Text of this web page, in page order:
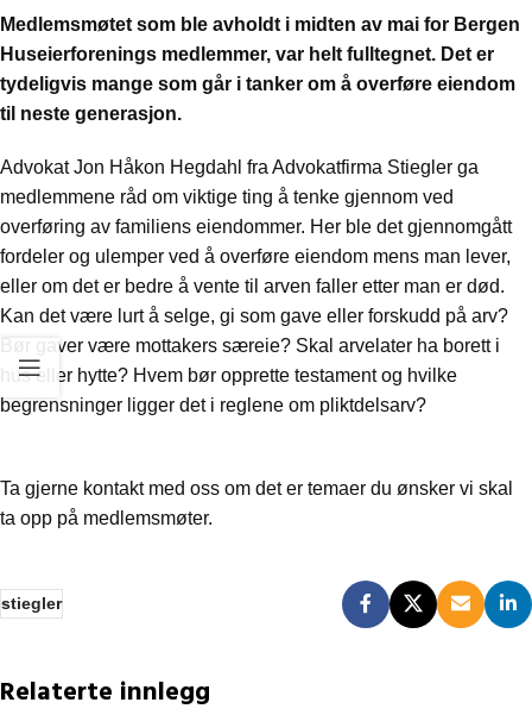
Medlemsmøtet som ble avholdt i midten av mai for Bergen
Huseierforenings medlemmer, var helt fulltegnet. Det er
tydeligvis mange som går i tanker om å overføre eiendom
til neste generasjon.
Advokat Jon Håkon Hegdahl fra Advokatfirma Stiegler ga
medlemmene råd om viktige ting å tenke gjennom ved
overføring av familiens eiendommer. Her ble det gjennomgått
fordeler og ulemper ved å overføre eiendom mens man lever,
eller om det er bedre å vente til arven faller etter man er død.
Kan det være lurt å selge, gi som gave eller forskudd på arv?
Bør gaver være mottakers særeie? Skal arvelater ha borett i
hus eller hytte? Hvem bør opprette testament og hvilke
begrensninger ligger det i reglene om pliktdelsarv?
Ta gjerne kontakt med oss om det er temaer du ønsker vi skal
ta opp på medlemsmøter.
stiegler
Relaterte innlegg